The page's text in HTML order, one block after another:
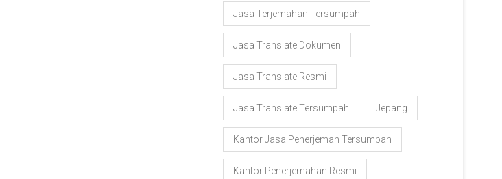
Jasa Terjemahan Tersumpah
Jasa Translate Dokumen
Jasa Translate Resmi
Jasa Translate Tersumpah Jepang
Kantor Jasa Penerjemah Tersumpah
Kantor Penerjemahan Resmi